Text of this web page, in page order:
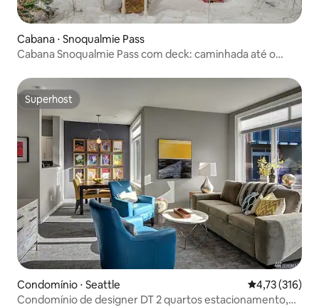
Cabana ⋅ Snoqualmie Pass
Cabana Snoqualmie Pass com deck: caminhada até o
Superhost
Superhost
Condomínio ⋅ Seattle 4,73 de uma
4,73 (316)
Condomínio de designer DT 2 quartos estacionamento,